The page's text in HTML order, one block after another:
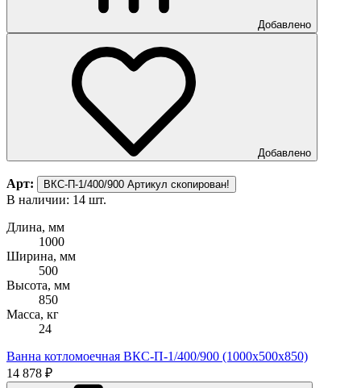
Добавлено
Добавлено
Арт: ВКС-П-1/400/900 Артикул скопирован!
В наличии: 14 шт.
Длина, мм
1000
Ширина, мм
500
Высота, мм
850
Масса, кг
24
Ванна котломоечная ВКС-П-1/400/900 (1000х500х850)
14 878 ₽